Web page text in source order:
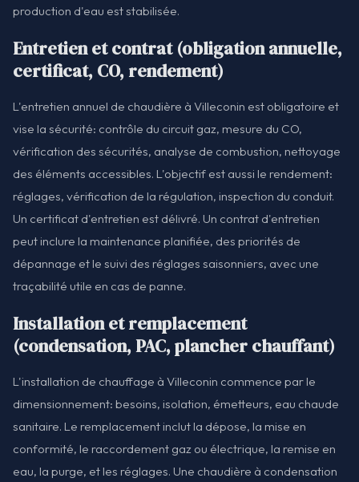
production d'eau est stabilisée.
Entretien et contrat (obligation annuelle,
certificat, CO, rendement)
L'entretien annuel de chaudière à Villeconin est obligatoire et
vise la sécurité: contrôle du circuit gaz, mesure du CO,
vérification des sécurités, analyse de combustion, nettoyage
des éléments accessibles. L'objectif est aussi le rendement:
réglages, vérification de la régulation, inspection du conduit.
Un certificat d'entretien est délivré. Un contrat d'entretien
peut inclure la maintenance planifiée, des priorités de
dépannage et le suivi des réglages saisonniers, avec une
traçabilité utile en cas de panne.
Installation et remplacement
(condensation, PAC, plancher chauffant)
L'installation de chauffage à Villeconin commence par le
dimensionnement: besoins, isolation, émetteurs, eau chaude
sanitaire. Le remplacement inclut la dépose, la mise en
conformité, le raccordement gaz ou électrique, la remise en
eau, la purge, et les réglages. Une chaudière à condensation